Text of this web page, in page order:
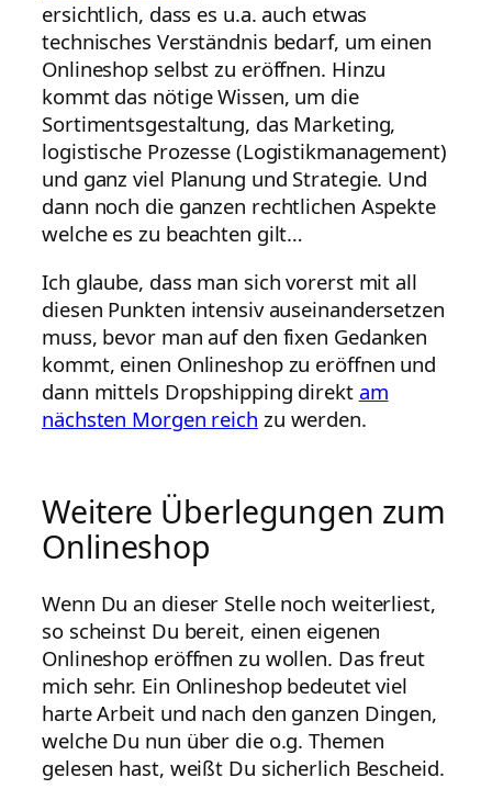
ersichtlich, dass es u.a. auch etwas
technisches Verständnis bedarf, um einen
Onlineshop selbst zu eröffnen. Hinzu
kommt das nötige Wissen, um die
Sortimentsgestaltung, das Marketing,
logistische Prozesse (Logistikmanagement)
und ganz viel Planung und Strategie. Und
dann noch die ganzen rechtlichen Aspekte
welche es zu beachten gilt…
Ich glaube, dass man sich vorerst mit all
diesen Punkten intensiv auseinandersetzen
muss, bevor man auf den fixen Gedanken
kommt, einen Onlineshop zu eröffnen und
dann mittels Dropshipping direkt am
nächsten Morgen reich zu werden.
Weitere Überlegungen zum
Onlineshop
Wenn Du an dieser Stelle noch weiterliest,
so scheinst Du bereit, einen eigenen
Onlineshop eröffnen zu wollen. Das freut
mich sehr. Ein Onlineshop bedeutet viel
harte Arbeit und nach den ganzen Dingen,
welche Du nun über die o.g. Themen
gelesen hast, weißt Du sicherlich Bescheid.